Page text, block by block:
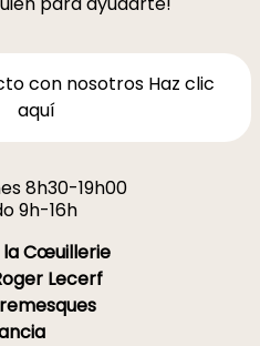
con nosotros Haz clic
aquí
8h30-19h00
9h-16h
la Cœuillerie
Lecerf